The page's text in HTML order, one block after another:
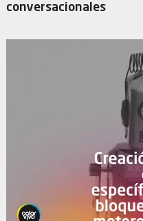
conversacionales